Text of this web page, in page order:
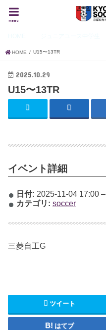
menu
HOME U15〜13TR
2025.10.29
U15〜13TR
イベント詳細
日付: 2025-11-04 17:00–
カテゴリ: soccer
三菱自工G
ツイート
はてブ